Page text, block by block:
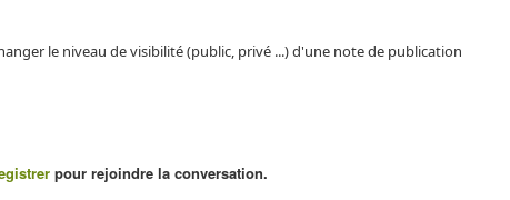
le niveau de visibilité (public, privé ...) d'une note de publication
pour rejoindre la conversation.